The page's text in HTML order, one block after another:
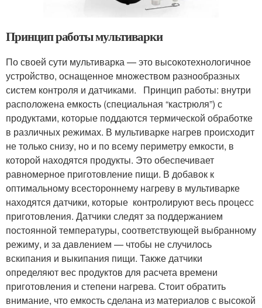
Принцип работы мультиварки
По своей сути мультиварка — это высокотехнологичное
устройство, оснащенное множеством разнообразных
систем контроля и датчиками. Принцип работы: внутри
расположена емкость (специальная “кастрюля”) с
продуктами, которые поддаются термической обработке
в различных режимах. В мультиварке нагрев происходит
не только снизу, но и по всему периметру емкости, в
которой находятся продукты. Это обеспечивает
равномерное приготовление пищи. В добавок к
оптимальному всестороннему нагреву в мультиварке
находятся датчики, которые контролируют весь процесс
приготовления. Датчики следят за поддержанием
постоянной температуры, соответствующей выбранному
режиму, и за давлением — чтобы не случилось
вскипания и выкипания пищи. Также датчики
определяют вес продуктов для расчета времени
приготовления и степени нагрева. Стоит обратить
внимание, что емкость сделана из материалов с высокой